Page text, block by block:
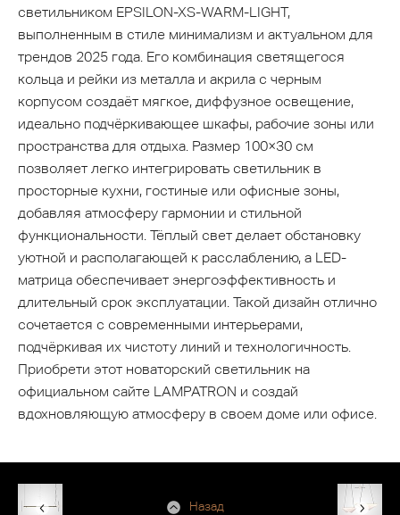
светильником EPSILON-XS-WARM-LIGHT,
выполненным в стиле минимализм и актуальном для
трендов 2025 года. Его комбинация светящегося
кольца и рейки из металла и акрила с черным
корпусом создаёт мягкое, диффузное освещение,
идеально подчёркивающее шкафы, рабочие зоны или
пространства для отдыха. Размер 100×30 см
позволяет легко интегрировать светильник в
просторные кухни, гостиные или офисные зоны,
добавляя атмосферу гармонии и стильной
функциональности. Тёплый свет делает обстановку
уютной и располагающей к расслаблению, а LED-
матрица обеспечивает энергоэффективность и
длительный срок эксплуатации. Такой дизайн отлично
сочетается с современными интерьерами,
подчёркивая их чистоту линий и технологичность.
Приобрети этот новаторский светильник на
официальном сайте LAMPATRON и создай
вдохновляющую атмосферу в своем доме или офисе.
Назад